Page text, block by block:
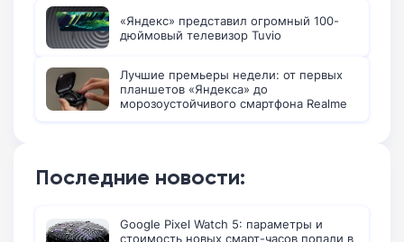
«Яндекс» представил огромный 100-
дюймовый телевизор Tuvio
Лучшие премьеры недели: от первых
планшетов «Яндекса» до
морозоустойчивого смартфона Realme
Последние новости:
Google Pixel Watch 5: параметры и
стоимость новых смарт-часов попали в